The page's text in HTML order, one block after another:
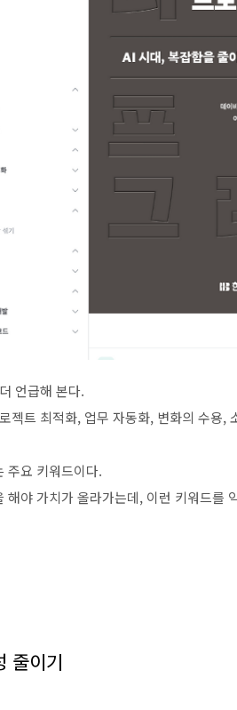
언급해 본다.
젝트 최적화, 업무 자동화, 변화의 수용,
주요 키워드이다.
해야 가치가 올라가는데, 이런 키워드를
줄이기